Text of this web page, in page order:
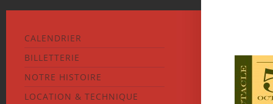
CALENDRIER
BILLETTERIE
NOTRE HISTOIRE
LOCATION & TECHNIQUE